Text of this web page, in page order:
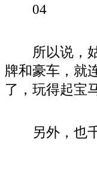
04
所以说，姑
牌和豪车，就
了，玩得起宝
另外，也千